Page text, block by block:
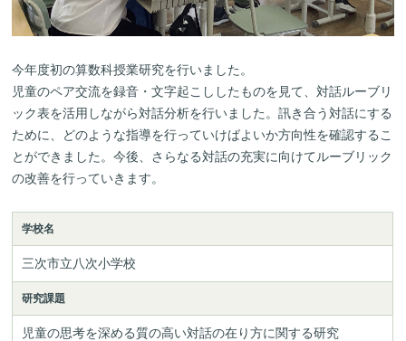
今年度初の算数科授業研究を行いました。
児童のペア交流を録音・文字起こししたものを見て、対話ルーブリ
ック表を活用しながら対話分析を行いました。訊き合う対話にする
ために、どのような指導を行っていけばよいか方向性を確認するこ
とができました。今後、さらなる対話の充実に向けてルーブリック
の改善を行っていきます。
学校名
三次市立八次小学校
研究課題
児童の思考を深める質の高い対話の在り方に関する研究